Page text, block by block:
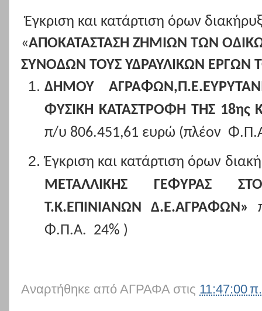
Έγκριση και κατάρτιση όρων
«ΑΠΟΚΑΤΑΣΤΑΣΗ ΖΗΜΙΩΝ ΤΩΝ
ΣΥΝΟΔΩΝ ΤΟΥΣ ΥΔΡΑΥΛΙΚΩΝ ΕΡΓΩΝ
ΔΗΜΟΥ
ΦΥΣΙΚΗ ΚΑΤΑΣΤΡΟΦΗ ΤΗΣ 18ης
π/υ 806.451,61 ευρώ (πλέον
Έγκριση και κατάρτιση όρων
ΜΕΤΑΛΛΙΚΗΣ ΓΕΦΥΡΑΣ
Τ.Κ.ΕΠΙΝΙΑΝΩΝ Δ.Ε.ΑΓΡΑΦΩΝ»
Φ.Π.Α. 24% )
Αναρτήθηκε από ΑΓΡΑΦΑ στις 11:47:00